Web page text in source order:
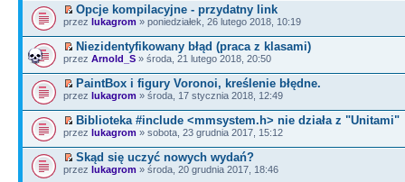
Opcje kompilacyjne - przydatny link
przez lukagrom » poniedziałek, 26 lutego 2018, 10:19
Niezidentyfikowany błąd (praca z klasami)
przez Arnold_S » środa, 21 lutego 2018, 20:50
PaintBox i figury Voronoi, kreślenie błędne.
przez lukagrom » środa, 17 stycznia 2018, 12:49
Biblioteka #include <mmsystem.h> nie działa z "Unitami"
przez lukagrom » sobota, 23 grudnia 2017, 15:12
Skąd się uczyć nowych wydań?
przez lukagrom » środa, 20 grudnia 2017, 18:46